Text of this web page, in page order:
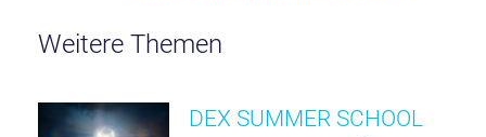
Weitere Themen
DEX SUMMER SCHOOL